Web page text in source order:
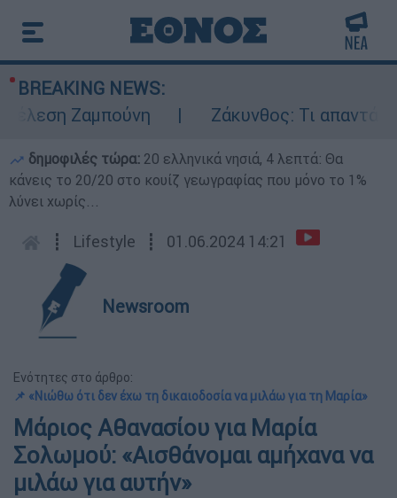
BREAKING NEWS:
Ζαμπούνη
Ζάκυνθος: Τι απαντά η
δημοφιλές τώρα: 20 ελληνικά νησιά, 4 λεπτά: Θα
κάνεις το 20/20 στο κουίζ γεωγραφίας που μόνο το 1%
λύνει χωρίς...
┋ Lifestyle ┋ 01.06.2024 14:21
Newsroom
Ενότητες στο άρθρο:
📌 «Νιώθω ότι δεν έχω τη δικαιοδοσία να μιλάω για τη Μαρία»
Μάριος Αθανασίου για Μαρία
Σολωμού: «Αισθάνομαι αμήχανα να
μιλάω για αυτήν»